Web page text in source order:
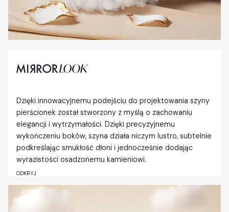
Dzięki innowacyjnemu podejściu do projektowania szyny
pierścionek został stworzony z myślą o zachowaniu
elegancji i wytrzymałości. Dzięki precyzyjnemu
wykończeniu boków, szyna działa niczym lustro, subtelnie
podkreślając smukłość dłoni i jednocześnie dodając
wyrazistości osadzonemu kamieniowi.
ODKRYJ